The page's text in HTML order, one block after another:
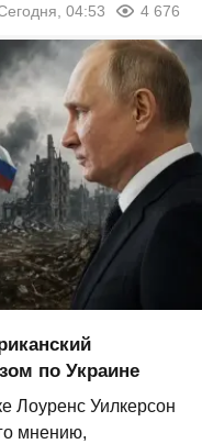
04:53 4 676
по Украине
Лоуренс Уилкерсон
мнению,